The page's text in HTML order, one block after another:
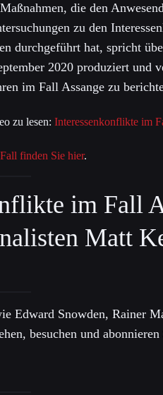
die den
zu den
durchgeführt hat, spricht
2020 produziert und
im Fall Assange zu
zu lesen:Interessenkonflikte im
finden Sie hier.
im Fall
Matt
Edward Snowden, Rainer
besuchen und abonnieren